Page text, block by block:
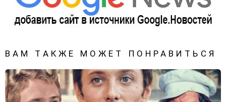
ВАМ ТАКЖЕ МОЖЕТ ПОНРАВИТЬСЯ